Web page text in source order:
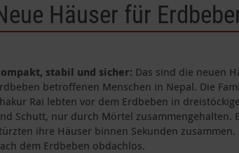
Häuser für
stabil und sicher: Das sind die neuen
betroffenen Menschen in Nepal. Die
Rai lebten vor dem Erdbeben in
Schutt, nur durch Mörtel zusammengehalten.
ihre Häuser binnen Sekunden zusammen.
dem Erdbeben obdachlos.